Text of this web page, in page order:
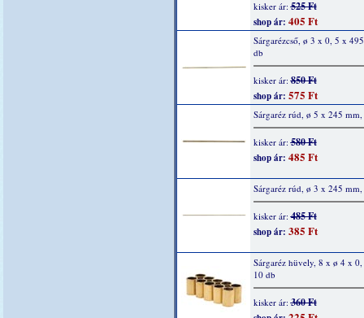
kisker ár:525 Ft
shop ár: 405 Ft
Sárgarézcső, ø 3 x 0, 5 x
db
kisker ár:850 Ft
shop ár: 575 Ft
Sárgaréz rúd, ø 5 x 245
kisker ár:580 Ft
shop ár: 485 Ft
Sárgaréz rúd, ø 3 x 245
kisker ár:485 Ft
shop ár: 385 Ft
Sárgaréz hüvely, 8 x ø 4 x
10 db
kisker ár:360 Ft